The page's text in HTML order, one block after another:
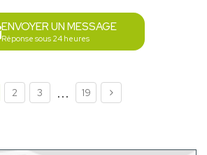
ENVOYER UN MESSAGE
Réponse sous 24 heures
2 3 ... 19